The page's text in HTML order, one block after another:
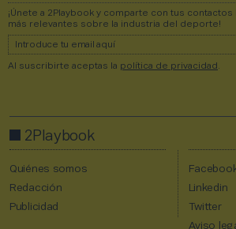
¡Únete a 2Playbook y comparte con tus
más relevantes sobre la industria del deporte!
Al suscribirte aceptas la política de privacidad
2Playbook
Quiénes somos
Redacción
Publicidad
Linkedin
Twitter
Aviso